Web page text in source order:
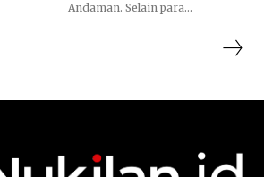
Andaman. Selain para...